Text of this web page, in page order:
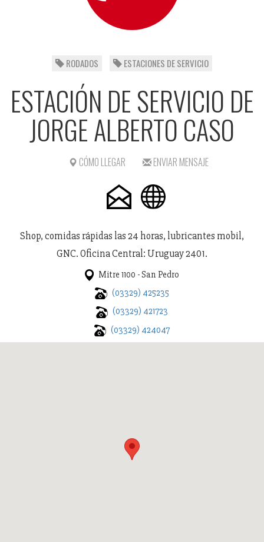
RODADOS ESTACIONES DE SERVICIO
ESTACIÓN DE SERVICIO DE
JORGE ALBERTO CASO
CÓMO LLEGAR ENVIAR MENSAJE
Shop, comidas rápidas las 24 horas, lubricantes mobil,
GNC. Oficina Central: Uruguay 2401.
Mitre 1100 - San Pedro
(03329) 425235
(03329) 421723
(03329) 424047